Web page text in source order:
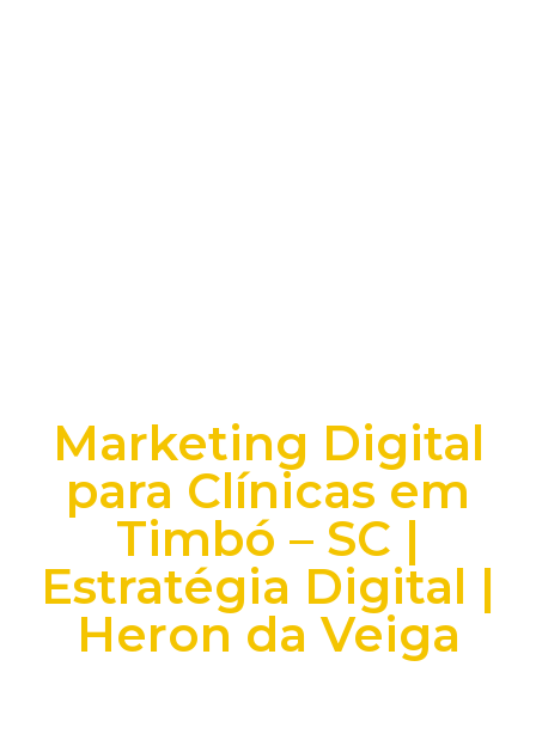
Marketing Digital
para Clínicas em
Timbó – SC |
Estratégia Digital |
Heron da Veiga